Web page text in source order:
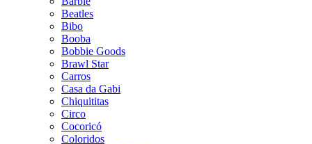
Beatles
Bibo
Booba
Bobbie Goods
Brawl Star
Carros
Casa da Gabi
Chiquititas
Circo
Cocoricó
Coloridos